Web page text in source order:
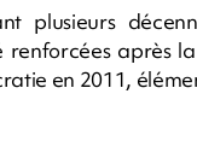
plusieurs
après
en 2011,